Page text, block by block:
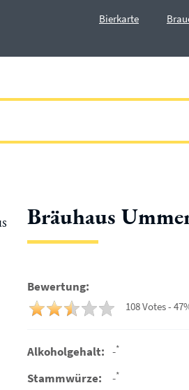
Bierkarte
Bräuhaus
Bewertung:
108 Votes -
Alkoholgehalt: -*
Stammwürze: -*